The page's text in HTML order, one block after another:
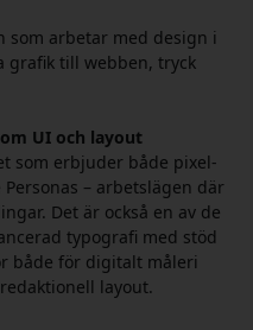
som arbetar med design i
grafik till webben, tryck
UI och layout
som erbjuder både pixel-
– arbetslägen där
Det är också en av de
typografi med stöd
både för digitalt måleri
layout.